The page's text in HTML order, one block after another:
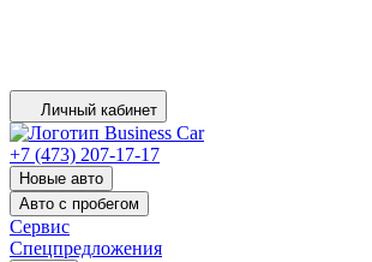
Личный кабинет
+7 (473) 207-17-17
Новые авто
Авто с пробегом
Сервис
Спецпредложения